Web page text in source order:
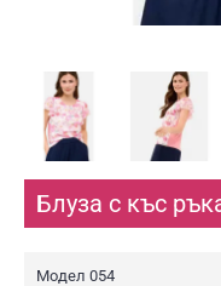
Блуза с къс
Модел 054